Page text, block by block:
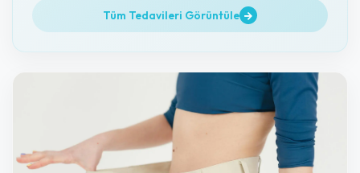
amaçlamaktadır.Tüm Tedavileri Görüntüle